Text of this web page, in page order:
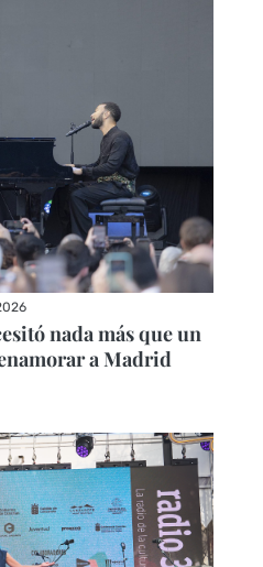
nada más que un
a Madrid